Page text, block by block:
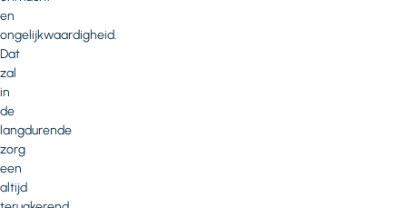
en
ongelijkwaardigheid.
Dat
zal
in
de
langdurende
zorg
een
altijd